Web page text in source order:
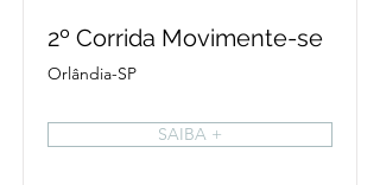
2º Corrida Movimente-se
Orlândia-SP
SAIBA +